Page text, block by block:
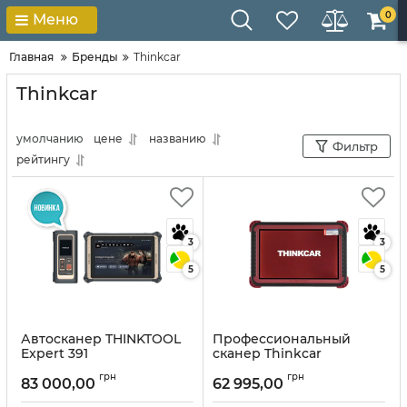
Меню 0
Главная Бренды Thinkcar
Thinkcar
умолчанию цене
названию
рейтингу
Фильтр
3
5
Автосканер THINKTOOL
Expert 391
83 000,00 грн
3
5
Профессиональный
сканер Thinkcar
Артикул:10053
62 995,00 грн